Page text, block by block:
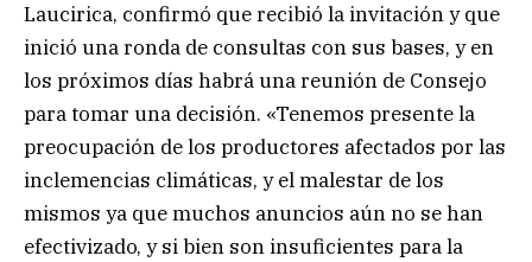
Laucirica, confirmó que recibió la invitación y que
inició una ronda de consultas con sus bases, y en
los próximos días habrá una reunión de Consejo
para tomar una decisión. «Tenemos presente la
preocupación de los productores afectados por las
inclemencias climáticas, y el malestar de los
mismos ya que muchos anuncios aún no se han
efectivizado, y si bien son insuficientes para la